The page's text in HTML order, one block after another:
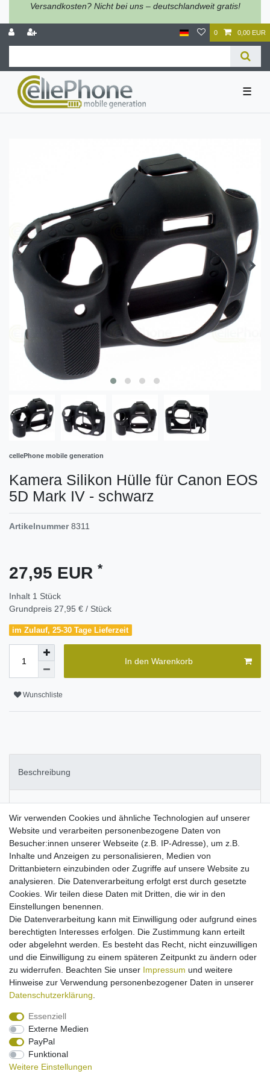
Versandkosten? Nicht bei uns – deutschlandweit gratis!
0 0,00 EUR
☰
cellePhone mobile generation
Kamera Silikon Hülle für Canon EOS
5D Mark IV - schwarz
Artikelnummer 8311
27,95 EUR *
Inhalt 1 Stück
Grundpreis 27,95 € / Stück
im Zulauf, 25-30 Tage Lieferzeit
In den Warenkorb
Wunschliste
Beschreibung
Batterieentsorgung
Informationen zur Produktsicherheit
Passend für:Canon EOS 5D Mark IV.
Kamera Silikon Hülle
Material: Silikon
passgenau verarbeitet
Farbe: schwarz
Impressum Daten­schutz­erklärung
Wir verwenden Cookies und ähnliche Technologien auf unserer
Website und verarbeiten personenbezogene Daten von
Besucher:innen unserer Webseite (z.B. IP-Adresse), um z.B.
Inhalte und Anzeigen zu personalisieren, Medien von
Drittanbietern einzubinden oder Zugriffe auf unsere Website zu
analysieren. Die Datenverarbeitung erfolgt erst durch gesetzte
Cookies. Wir teilen diese Daten mit Dritten, die wir in den
Einstellungen benennen.
Die Datenverarbeitung kann mit Einwilligung oder aufgrund eines
berechtigten Interesses erfolgen. Die Zustimmung kann erteilt
oder abgelehnt werden. Es besteht das Recht, nicht einzuwilligen
und die Einwilligung zu einem späteren Zeitpunkt zu ändern oder
zu widerrufen. Beachten Sie unser Impressum und weitere
Hinweise zur Verwendung personenbezogener Daten in unserer
Daten­schutz­erklärung
Essenziell
Externe Medien
PayPal
Funktional
Weitere Einstellungen